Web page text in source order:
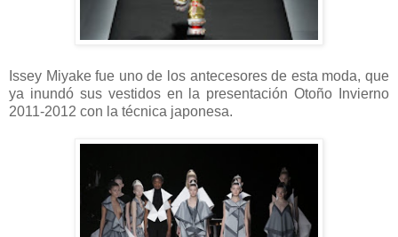
Issey Miyake fue uno de los antecesores de esta moda, que
ya inundó sus vestidos en la presentación Otoño Invierno
2011-2012 con la técnica japonesa.